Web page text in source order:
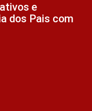
e
dos Pais com